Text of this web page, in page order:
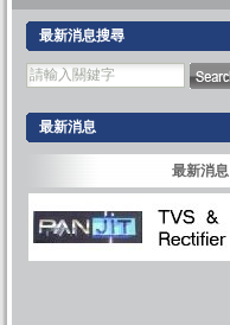
最新消息搜尋
最新消息
最新消息